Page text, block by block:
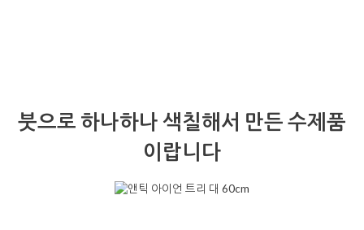
붓으로 하나하나 색칠해서 만든 수제품
이랍니다